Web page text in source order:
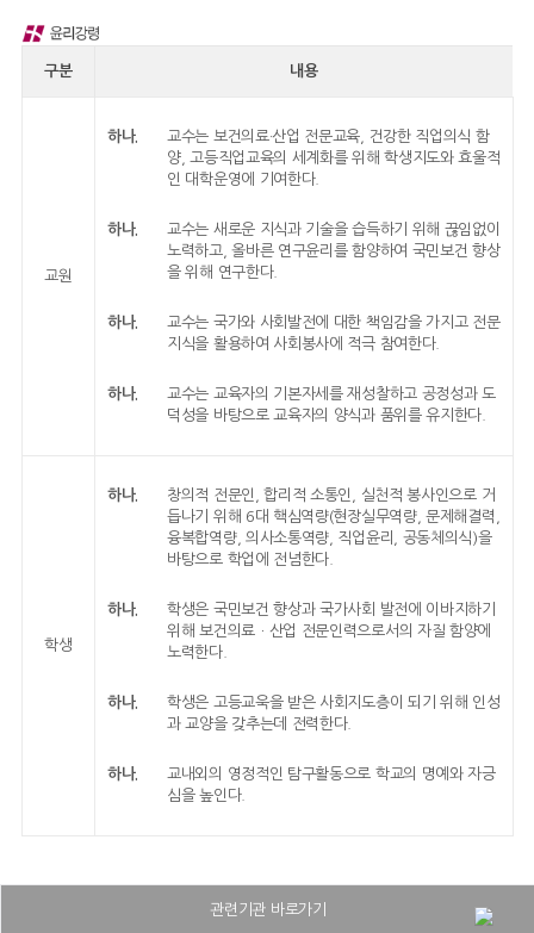
구분 내용
교원
하나.
교수는 보건의료·산업 전문교육, 건강한 직업의식 함
양, 고등직업교육의 세계화를 위해 학생지도와 효울적
인 대학운영에 기여한다.
하나.
교수는 새로운 지식과 기술을 습득하기 위해 끊임없이
노력하고, 올바른 연구윤리를 함양하여 국민보건 향상
을 위해 연구한다.
하나.
교수는 국가와 사회발전에 대한 책임감을 가지고 전문
지식을 활용하여 사회봉사에 적극 참여한다.
하나.
교수는 교육자의 기본자세를 재성찰하고 공정성과 도
덕성을 바탕으로 교육자의 양식과 품위를 유지한다.
학생
하나.
창의적 전문인, 합리적 소통인, 실천적 봉사인으로 거
듭나기 위해 6대 핵심역량(현장실무역량, 문제해결력,
융복합역량, 의사소통역량, 직업윤리, 공동체의식)을
바탕으로 학업에 전념한다.
하나.
학생은 국민보건 향상과 국가사회 발전에 이바지하기
위해 보건의료ㆍ산업 전문인력으로서의 자질 함양에
노력한다.
하나.
학생은 고등교욱을 받은 사회지도층이 되기 위해 인성
과 교양을 갖추는데 전력한다.
하나.
교내외의 영정적인 탐구활동으로 학교의 명예와 자긍
심을 높인다.
관련기관 바로가기
대구보건대학교병원